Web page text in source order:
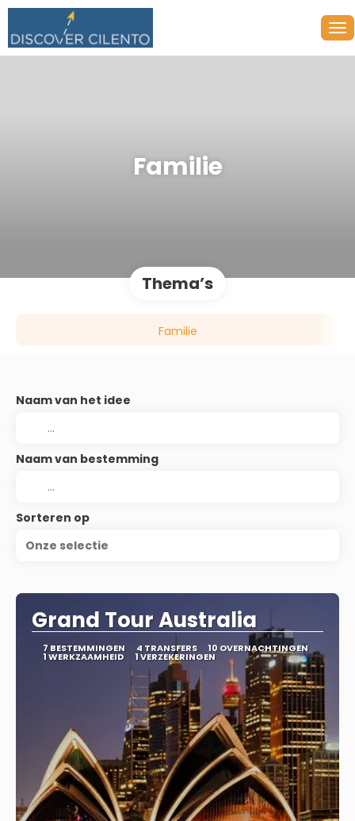
Familie
Thema’s
Familie
Naam van het idee
Naam van bestemming
Sorteren op
Onze selectie
Grand Tour Australia
7 BESTEMMINGEN 4 TRANSFERS 10 OVERNACHTINGEN
1 WERKZAAMHEID 1 VERZEKERINGEN